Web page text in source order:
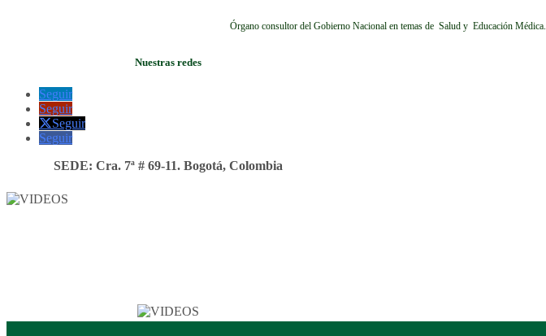
Órgano consultor del Gobierno Nacional en temas de Salud y Educación Médica.
Nuestras redes
Seguir
Seguir
Seguir
Seguir
SEDE: Cra. 7ª # 69-11. Bogotá, Colombia